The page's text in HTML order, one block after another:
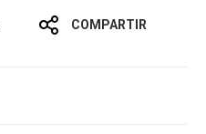
COMPARTIR